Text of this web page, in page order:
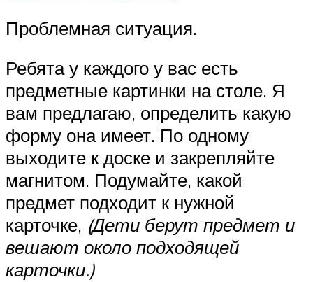
Проблемная ситуация.
Ребята у каждого у вас есть
предметные картинки на столе. Я
вам предлагаю, определить какую
форму она имеет. По одному
выходите к доске и закрепляйте
магнитом. Подумайте, какой
предмет подходит к нужной
карточке, (Дети берут предмет и
вешают около подходящей
карточки.)